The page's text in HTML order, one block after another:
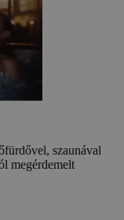
szaunával
megérdemelt